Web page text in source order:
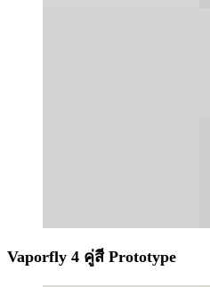
Vaporfly 4 คู่สี Prototype